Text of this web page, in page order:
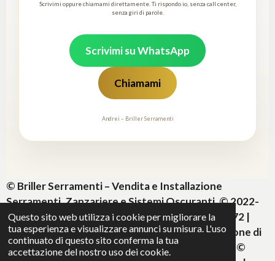
Questo sito web utilizza i cookie per migliorare la
tua esperienza e visualizzare annunci su misura. L'uso
continuato di questo sito conferma la tua
accettazione del nostro uso dei cookie.
Scrivimi oppure chiamami direttamente. Ti rispondo io, senza call center,
senza giri di parole.
Scrivimi su WhatsApp
Chiamami
Andrei – Briller Serramenti
© Briller Serramenti – Vendita e Installazione
Serramenti, Zanzariere e Sistemi Oscuranti. © 2022-
2026 Tutti i diritti riservati. P.IVA IT01296200072 |
info@brillerserramenti.it. È vietata la riproduzione di
testi, foto e video senza autorizzazione scritta.©